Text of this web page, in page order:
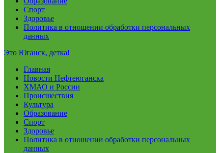
Спорт
Здоровье
Политика в отношении обработки персональных
данных
Это Юганск, детка!
Главная
Новости Нефтеюганска
ХМАО и России
Происшествия
Культура
Образование
Спорт
Здоровье
Политика в отношении обработки персональных
данных